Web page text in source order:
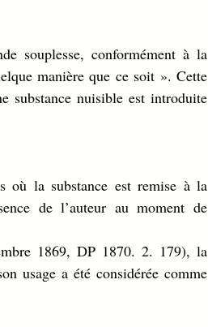
souplesse, conformément à la
manière que ce soit ». Cette
substance nuisible est introduite
où la substance est remise à la
de l’auteur au moment de
1869, DP 1870. 2. 179), la
usage a été considérée comme